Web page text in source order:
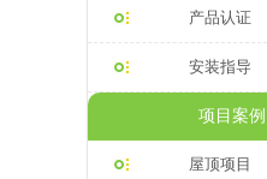
产品认证
安装指导
项目案例
屋顶项目